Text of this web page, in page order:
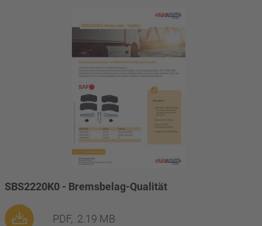
SBS2220K0 - Bremsbelag-Qualität
PDF, 2.19 MB